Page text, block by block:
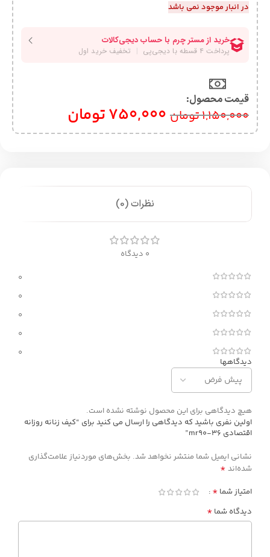
در انبار موجود نمی باشد
قیمت محصول:​
1,150,000تومان 750,000تومان
نظرات (0)
0 دیدگاه
0
0
0
0
0
دیدگاهها
هیچ دیدگاهی برای این محصول نوشته نشده است.
اولین نفری باشید که دیدگاهی را ارسال می کنید برای “کیف زنانه روزانه
اقتصادی mr90-36”
نشانی ایمیل شما منتشر نخواهد شد. بخش‌های موردنیاز علامت‌گذاری
شده‌اند *
امتیاز شما *
دیدگاه شما *